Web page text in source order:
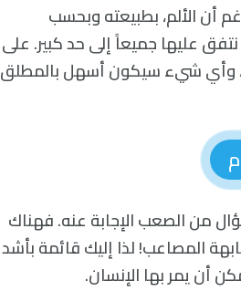
أن الألم، بطبيعته وبحسب
عليها جميعاً إلى حد كبير. على
وأي شيء سيكون أسهل بالمطلق
من الصعب الإجابة عنه. فهناك
المصاعب! لذا إليك قائمة بأشد
أن يمر بها الإنسان.